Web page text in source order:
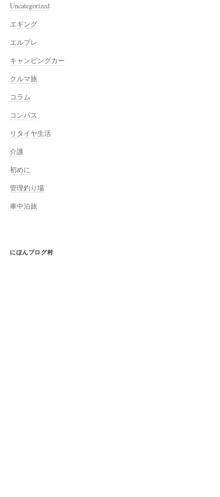
Uncategorized
エギング
エルブレ
キャンピングカー
クルマ旅
コラム
コンパス
リタイヤ生活
介護
初めに
管理釣り場
車中泊旅
にほんブログ村